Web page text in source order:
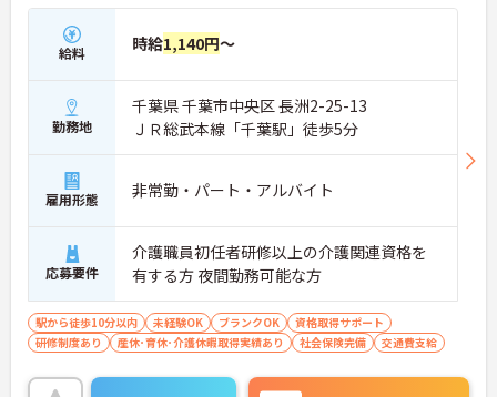
給料 時給1,140円～
勤務地
千葉県 千葉市中央区 長洲2-25-13
ＪＲ総武本線「千葉駅」徒歩5分
雇用形態 非常勤・パート・アルバイト
応募要件
介護職員初任者研修以上の介護関連資格を
有する方 夜間勤務可能な方
駅から徒歩10分以内 未経験OK ブランクOK
資格取得サポート
研修制度あり
産休･育休･介護休暇取得実績あり 社会保険完備 交通費支給